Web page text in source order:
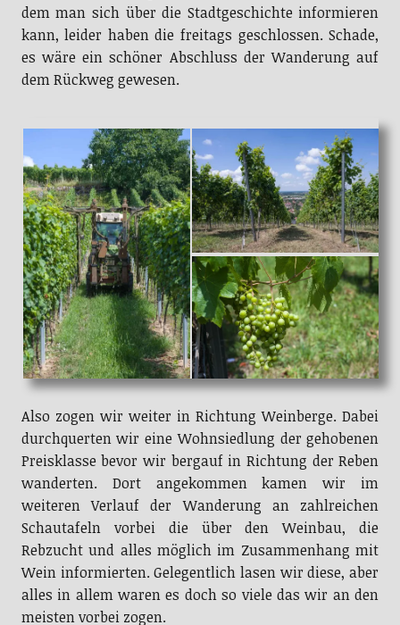
kann, leider haben die freitags geschlossen. Schade,
es wäre ein schöner Abschluss der Wanderung auf
dem Rückweg gewesen.
Also zogen wir weiter in Richtung Weinberge. Dabei
durchquerten wir eine Wohnsiedlung der gehobenen
Preisklasse bevor wir bergauf in Richtung der Reben
wanderten. Dort angekommen kamen wir im
weiteren Verlauf der Wanderung an zahlreichen
Schautafeln vorbei die über den Weinbau, die
Rebzucht und alles möglich im Zusammenhang mit
Wein informierten. Gelegentlich lasen wir diese, aber
alles in allem waren es doch so viele das wir an den
meisten vorbei zogen.